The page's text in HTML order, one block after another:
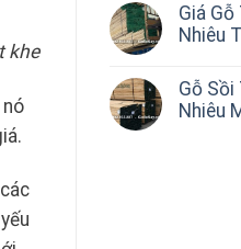
khe
nó
Giá Gỗ
Nhiêu
Gỗ Sồi
Nhiêu